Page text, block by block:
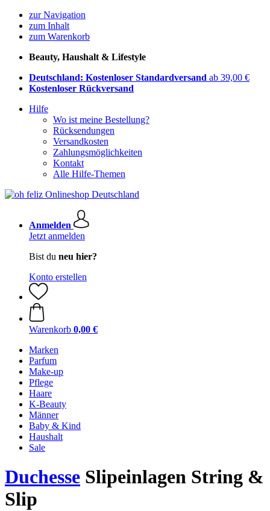
zur Navigation
zum Inhalt
zum Warenkorb
Beauty, Haushalt & Lifestyle
Deutschland: Kostenloser Standardversand ab 39,00 €
Kostenloser Rückversand
Hilfe
Wo ist meine Bestellung?
Rücksendungen
Versandkosten
Zahlungsmöglichkeiten
Kontakt
Alle Hilfe-Themen
Anmelden
Jetzt anmelden
Bist du neu hier?
Konto erstellen
Warenkorb 0,00 €
Marken
Parfum
Make-up
Pflege
Haare
K-Beauty
Männer
Baby & Kind
Haushalt
Sale
Duchesse Slipeinlagen String &
Slip